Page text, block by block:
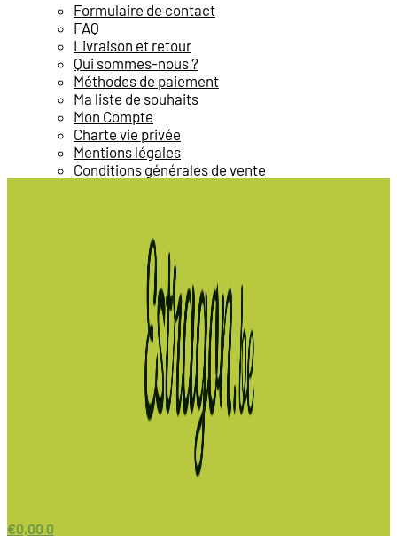
Formulaire de contact
FAQ
Livraison et retour
Qui sommes-nous ?
Méthodes de paiement
Ma liste de souhaits
Mon Compte
Charte vie privée
Mentions légales
Conditions générales de vente
€0,00 0